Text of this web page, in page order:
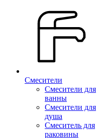
Смесители
Смесители для
ванны
Смесители для
душа
Смеситель для
раковины